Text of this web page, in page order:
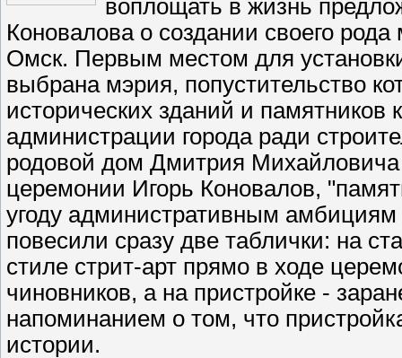
воплощать в жизнь
Коновалова о создании своего
Омск. Первым местом для
выбрана мэрия, попустительство
исторических зданий и
администрации города ради
родовой дом Дмитрия
церемонии Игорь Коновалов,
угоду административным
повесили сразу две таблички: на
стиле стрит-арт прямо в ходе
чиновников, а на пристройке -
напоминанием о том, что
истории.